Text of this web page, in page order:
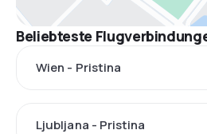
Beliebteste
Wien - Pristina
Ljubljana - Pristina